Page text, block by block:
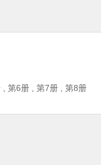
第6册 , 第7册 , 第8册